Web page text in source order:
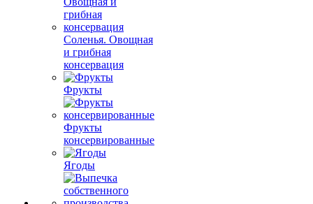
Соленья. Овощная
и грибная
консервация
Фрукты
Фрукты
консервированные
Ягоды